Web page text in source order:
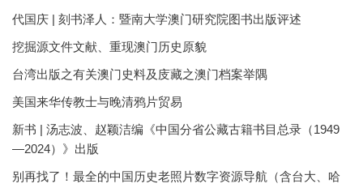
代国庆 | 刻书泽人：暨南大学澳门研究院图书出版评述
挖掘源文件文献、重现澳门历史原貌
台湾出版之有关澳门史料及庋藏之澳门档案举隅
美国来华传教士与晚清鸦片贸易
新书 | 汤志波、赵颖洁编《中国分省公藏古籍书目总录（1949
—2024）》出版
别再找了！最全的中国历史老照片数字资源导航（含台大、哈